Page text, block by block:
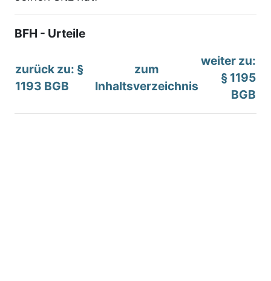
BFH - Urteile
zurück zu: §
1193 BGB
zum
Inhaltsverzeichnis
weiter zu:
§ 1195
BGB